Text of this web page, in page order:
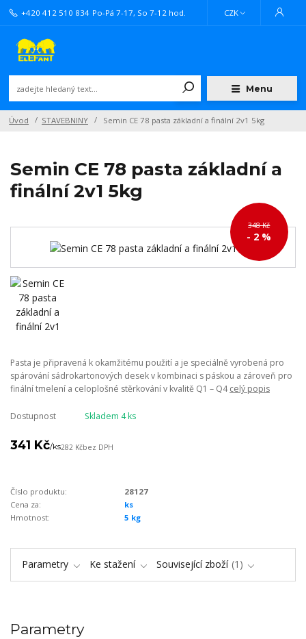
Menu
CZK
+420 412 510 834 Po-Pá 7-17, So 7-12 hod.
Úvod STAVEBNINY Semin CE 78 pasta základní a finální 2v1 5kg
Semin CE 78 pasta základní a
finální 2v1 5kg
348 Kč
- 2 %
Pasta je připravená k okamžitému použití a je speciálně vyrobená pro
spárování sádrokartonových desek v kombinaci s páskou a zároveň pro
finální tmelení a celoplošné stěrkování v kvalitě Q1 – Q4celý popis
Dostupnost Skladem 4 ks
341 Kč/ks282 Kčbez DPH
Číslo produktu:
28127
Cena za:
ks
Hmotnost:
5 kg
Parametry Ke stažení Související zboží 1
Parametry